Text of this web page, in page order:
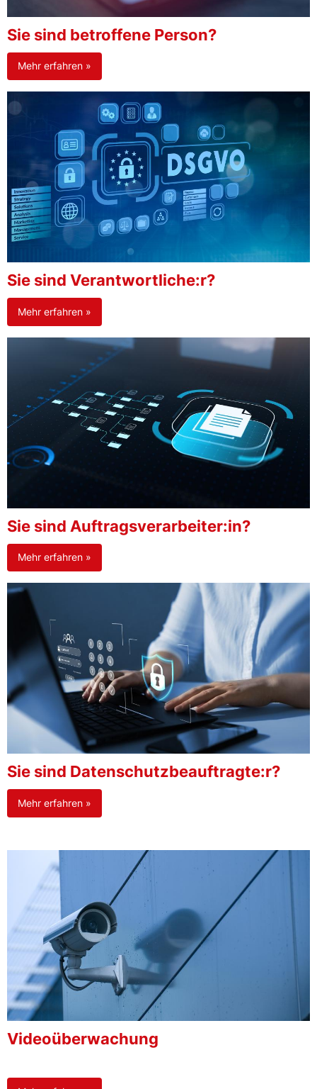
Sie sind betroffene Person?
Mehr erfahren »
Sie sind Verantwortliche:r?
Mehr erfahren »
Sie sind Auftragsverarbeiter:in?
Mehr erfahren »
Sie sind Datenschutzbeauftragte:r?
Mehr erfahren »
Videoüberwachung